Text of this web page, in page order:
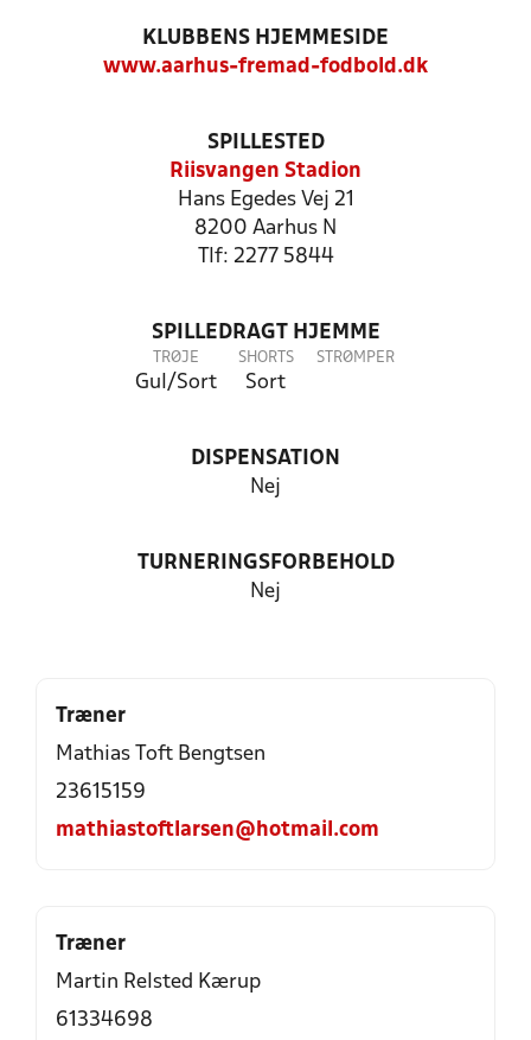
KLUBBENS HJEMMESIDE
www.aarhus-fremad-fodbold.dk
SPILLESTED
Riisvangen Stadion
Hans Egedes Vej 21
8200 Aarhus N
Tlf: 2277 5844
SPILLEDRAGT HJEMME
TRØJE
Gul/Sort
SHORTS
Sort
STRØMPER
DISPENSATION
Nej
TURNERINGSFORBEHOLD
Nej
Træner
Mathias Toft Bengtsen
23615159
mathiastoftlarsen@hotmail.com
Træner
Martin Relsted Kærup
61334698